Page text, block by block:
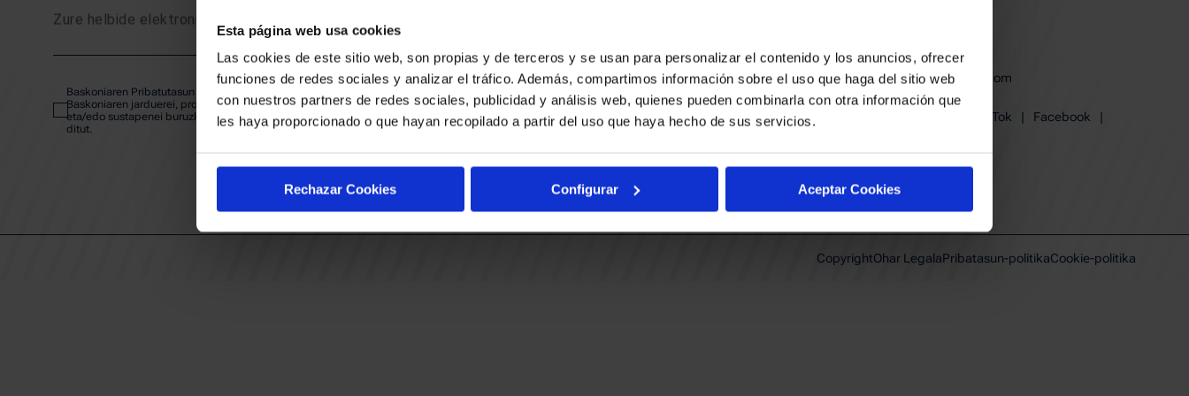
Esta página web usa cookies
Las cookies de este sitio web, son propias y de terceros y se usan para personalizar el contenido y los anuncios, ofrecer
funciones de redes sociales y analizar el tráfico. Además, compartimos información sobre el uso que haga del sitio web
con nuestros partners de redes sociales, publicidad y análisis web, quienes pueden combinarla con otra información que
les haya proporcionado o que hayan recopilado a partir del uso que haya hecho de sus servicios.
Rechazar Cookies Configurar Aceptar Cookies
SARRERAK
ABONATUAK
EGUTEGIA
KLUBA
Zure helbide elektronikoa
Baskoniaren Pribatutasun politika irakurri eta onartzen dut eta
Baskoniaren jarduerei, produktuei, zerbitzuei, lehiaketei, eskaintzei
eta/edo sustapenei buruzko komunikazio elektronikoak jaso nahi
ditut.
Fernando Buesa Arena Zurbanoko
Errepidea Z/G
01013 Gasteiz
baskonia@baskonia.com
Tel.+34 945 139 191
TikTok | Facebook
|
CopyrightOhar LegalaPribatasun-politikaCookie-politika